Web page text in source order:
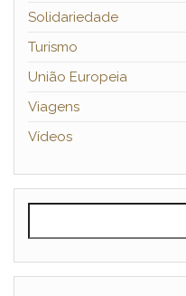
Solidariedade
Turismo
União Europeia
Viagens
Vídeos